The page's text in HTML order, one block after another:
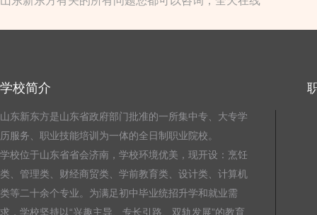
学校简介
山东新东方是山东省政府部门批准的一所集中专、大专学
历服务、职业技能培训为一体的全日制职业院校。
学校位于山东省省会济南，学校环境优美，现开设：烹饪
类、管理类、财经商贸类、学前教育类、设计类、计算机
类等二十余个专业。为满足初中毕业统招升学和就业需
求，学校坚持以“兴趣主导、专长引路、双轨发展”的教育